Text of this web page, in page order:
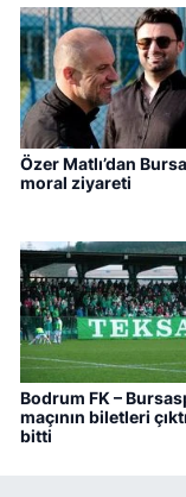
Özer Matlı’dan
moral ziyareti
Bodrum FK –
maçının biletleri
bitti